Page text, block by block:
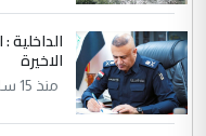
الموضوع :
مضجعيك يابن الزنا
الاخيرة
منذ 15 ساعة